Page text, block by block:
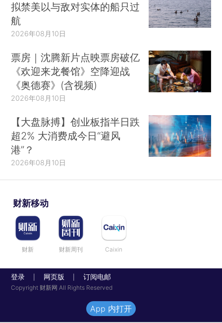
拟禁美以与敌对实体的船只过
航
2026年08月10日
票房｜沈腾新片点映票房破亿
《欢迎来龙餐馆》空降迎战
《奥德赛》(含视频)
2026年08月10日
【大盘脉搏】创业板指半日跌
超2% 大消费成今日“避风
港”？
2026年08月10日
财新移动
财新 财新周刊 Caixin
登录 网页版 订阅电邮
Copyright 财新网 All Rights Reserved
App 内打开